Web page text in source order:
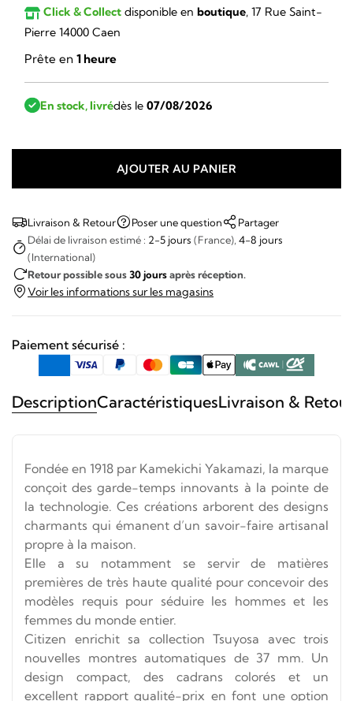
Click & Collect disponible en boutique, 17 Rue Saint-
Pierre 14000 Caen
Prête en 1 heure
En stock, livrédès le 07/08/2026
Citizen
-
Tsuyosa
Violet
37mm
AJOUTER AU PANIER
Livraison & Retour Poser une question
Partager
Délai de livraison estimé : 2-5 jours (France), 4-8 jours
(International)
Retour possible sous30 joursaprès réception.
Voir les informations sur les magasins
Paiement sécurisé :
DescriptionCaractéristiquesLivraison &
Fondée en 1918 par Kamekichi Yakamazi, la marque
conçoit des garde-temps innovants à la pointe de
la technologie.Ces créations arborent des designs
charmants qui émanent d’un savoir-faire artisanal
propre à la maison.
Elle a su notamment se servir de matières
premières de très haute qualité pour concevoir des
modèles requis pour séduire les hommes et les
femmes du monde entier.
Citizen enrichit sa collection Tsuyosa avec trois
nouvelles montres automatiques de 37 mm. Un
design compact, des cadrans colorés et un
excellent rapport qualité-prix en font une option